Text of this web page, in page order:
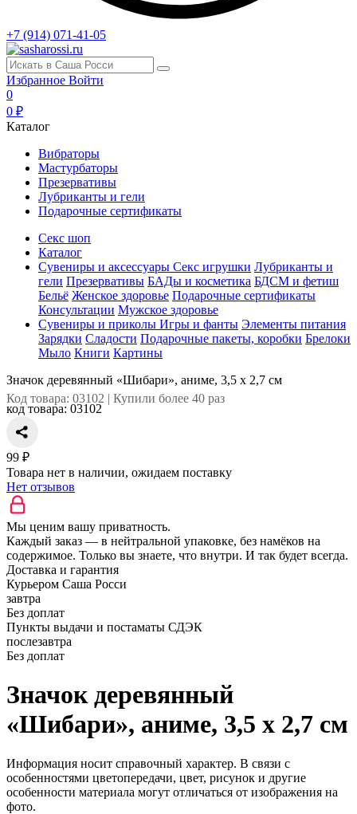
+7 (914) 071-41-05
Избранное Войти
0
0 ₽
Каталог
Вибраторы
Мастурбаторы
Презервативы
Лубриканты и гели
Подарочные сертификаты
Секс шоп
Каталог
Сувениры и аксессуары Секс игрушки Лубриканты и
гели Презервативы БАДы и косметика БДСМ и фетиш
Бельё Женское здоровье Подарочные сертификаты
Консультации Мужское здоровье
Сувениры и приколы Игры и фанты Элементы питания
Зарядки Сладости Подарочные пакеты, коробки Брелоки
Мыло Книги Картины
Значок деревянный «Шибари», аниме, 3,5 х 2,7 см
Код товара: 03102 | Купили более 40 раз
код товара: 03102
99 ₽
Товара нет в наличии, ожидаем поставку
Нет отзывов
Мы ценим вашу приватность.
Каждый заказ — в нейтральной упаковке, без намёков на
содержимое. Только вы знаете, что внутри. И так будет всегда.
Доставка и гарантия
Курьером Саша Росси
завтра
Без доплат
Пункты выдачи и постаматы СДЭК
послезавтра
Без доплат
Значок деревянный
«Шибари», аниме, 3,5 х 2,7 см
Информация носит справочный характер. В связи с
особенностями цветопередачи, цвет, рисунок и другие
особенности материала могут отличаться от изображения на
фото.